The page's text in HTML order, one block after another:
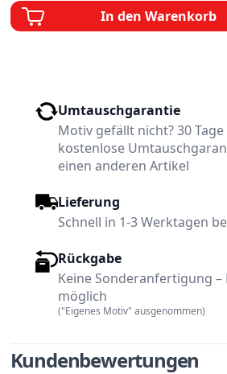
larger imageView larger imageView larger
In den Warenkorb
Umtauschgarantie
Motiv gefällt nicht? 30 Tage
kostenlose
einen anderen Artikel
Lieferung
Schnell in 1-3 Werktagen
Rückgabe
Keine Sonderanfertigung –
möglich
("Eigenes Motiv" ausgenommen)
Kundenbewertungen